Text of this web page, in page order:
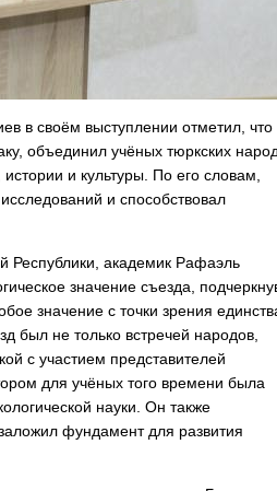
в своём выступлении отметил, что
объединил учёных тюркских
и культуры. По его словам,
и способствовал
Республики, академик Рафаэль
значение съезда,
значение с точки зрения
был не только встречей народов,
с участием представителей
для учёных того времени была
науки. Он также
фундамент для развития